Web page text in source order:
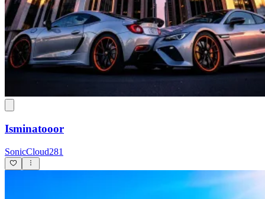
Isminatooor
SonicCloud281